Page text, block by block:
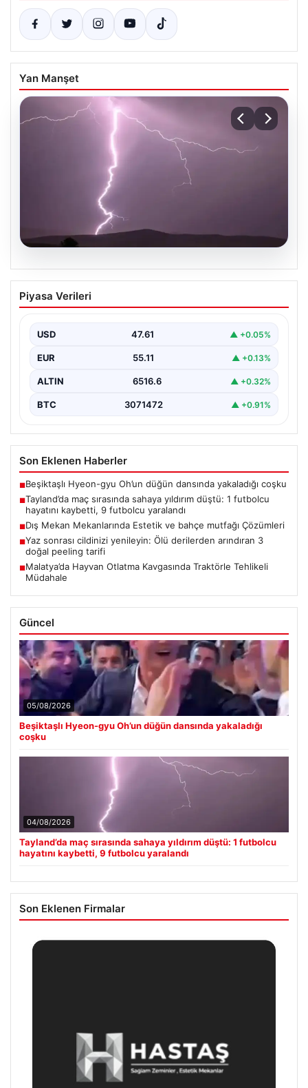
Yan Manşet
04.08.2026
Tayland’da maç sırasında sahaya
yıldırım düştü: 1 futbolcu hayatını
Piyasa Verileri
USD 47.61 ▲ +0.05%
EUR 55.11 ▲ +0.13%
ALTIN 6516.6 ▲ +0.32%
BTC 3071472 ▲ +0.91%
Son Eklenen Haberler
■Beşiktaşlı Hyeon-gyu Oh’un düğün dansında yakaladığı coşku
■Tayland’da maç sırasında sahaya yıldırım düştü: 1 futbolcu
hayatını kaybetti, 9 futbolcu yaralandı
■Dış Mekan Mekanlarında Estetik ve bahçe mutfağı Çözümleri
■Yaz sonrası cildinizi yenileyin: Ölü derilerden arındıran 3
doğal peeling tarifi
■Malatya’da Hayvan Otlatma Kavgasında Traktörle Tehlikeli
Müdahale
Güncel
05/08/2026
Beşiktaşlı Hyeon-gyu Oh’un düğün dansında yakaladığı
coşku
04/08/2026
Tayland’da maç sırasında sahaya yıldırım düştü: 1 futbolcu
hayatını kaybetti, 9 futbolcu yaralandı
Son Eklenen Firmalar